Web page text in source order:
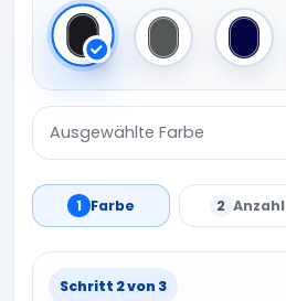
Black Graphite Grey
Navy
Ausgewählte Farbe
1 Farbe 2 Anzahl
Schritt 2 von 3